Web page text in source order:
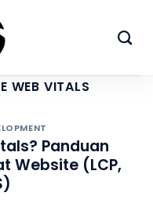
WEB VITALS
Panduan
Website (LCP,